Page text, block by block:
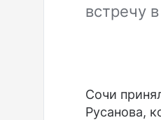
встречу
Сочи
Русанова,